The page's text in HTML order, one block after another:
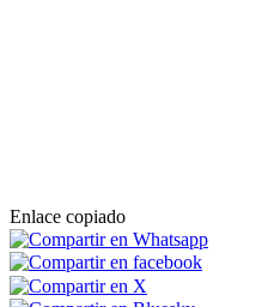
Enlace copiado